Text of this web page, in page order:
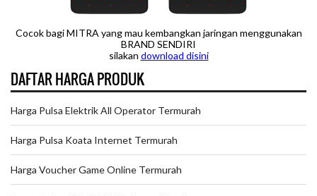
Cocok bagi MITRA yang mau kembangkan jaringan menggunakan
BRAND SENDIRI
silakan download disini
DAFTAR HARGA PRODUK
Harga Pulsa Elektrik All Operator Termurah
Harga Pulsa Koata Internet Termurah
Harga Voucher Game Online Termurah